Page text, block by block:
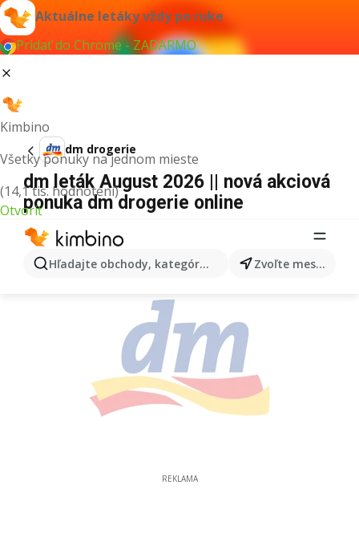
Aktuálne letáky vždy po ruke
Pridať do Chrome - ZADARMO
Kimbino
Všetky ponuky na jednom mieste
(14,1 tis. hodnotení)
Otvoriť
Hľadajte obchody, kategórie, produkty... Zvoľte mesto
dm drogerie
dm leták August 2026 || nová akciová
ponuka dm drogerie online
REKLAMA